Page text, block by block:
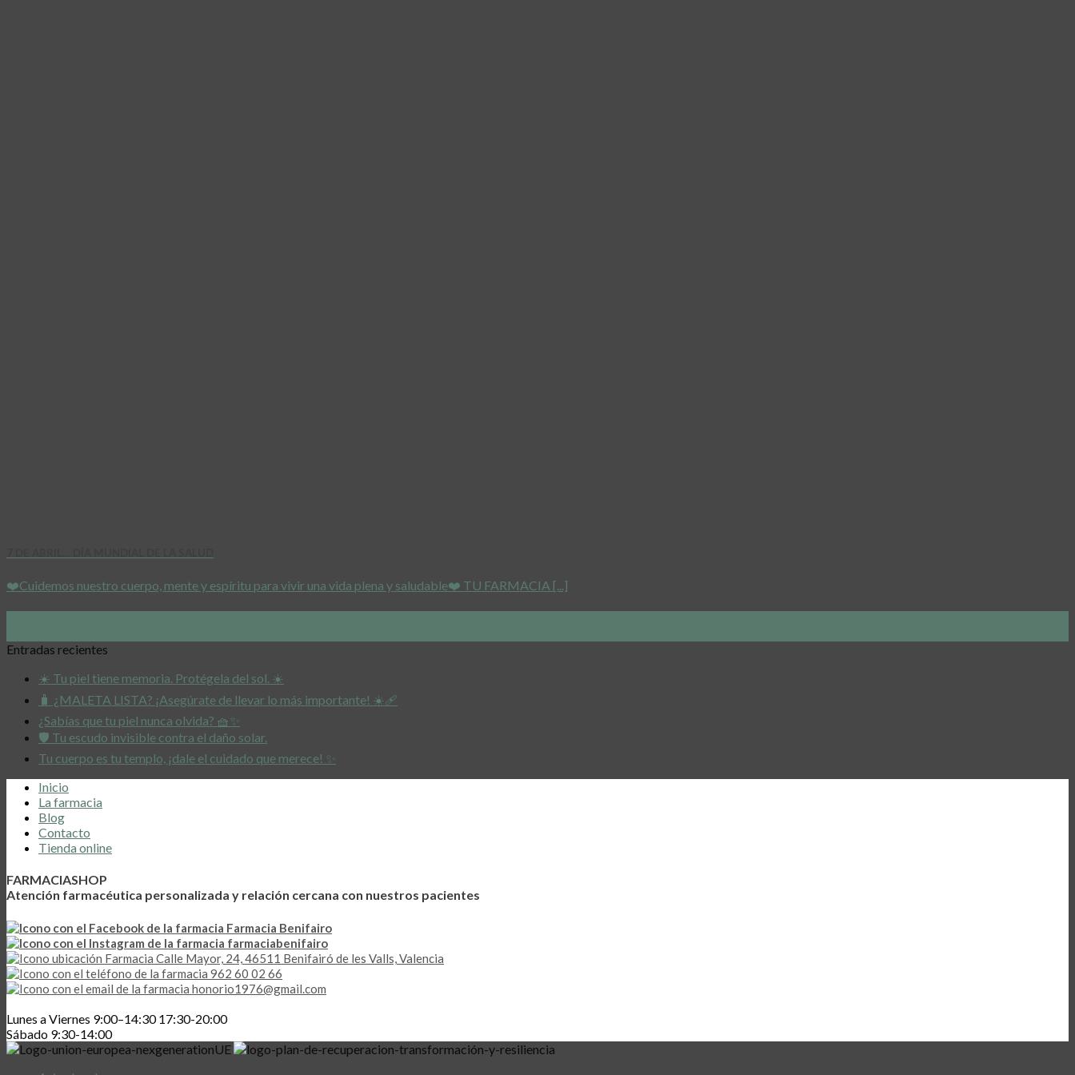
❤️Cuidemos nuestro cuerpo, mente y espíritu para vivir una vida plena y saludable❤️ TU FARMACIA [...]
Entradas recientes
☀️ Tu piel tiene memoria. Protégela del sol. ☀️
🧳 ¿MALETA LISTA? ¡Asegúrate de llevar lo más importante! ☀️🩹
¿Sabías que tu piel nunca olvida? 🧺✨
🛡️ Tu escudo invisible contra el daño solar.
Tu cuerpo es tu templo, ¡dale el cuidado que merece! ✨
Inicio
La farmacia
Blog
Contacto
Tienda online
FARMACIASHOP
Atención farmacéutica personalizada y relación cercana con nuestros pacientes
Farmacia Benifairo
farmaciabenifairo
Calle Mayor, 24, 46511 Benifairó de les Valls, Valencia
962 60 02 66
honorio1976@gmail.com
Lunes a Viernes 9:00–14:30 17:30-20:00
Sábado 9:30-14:00